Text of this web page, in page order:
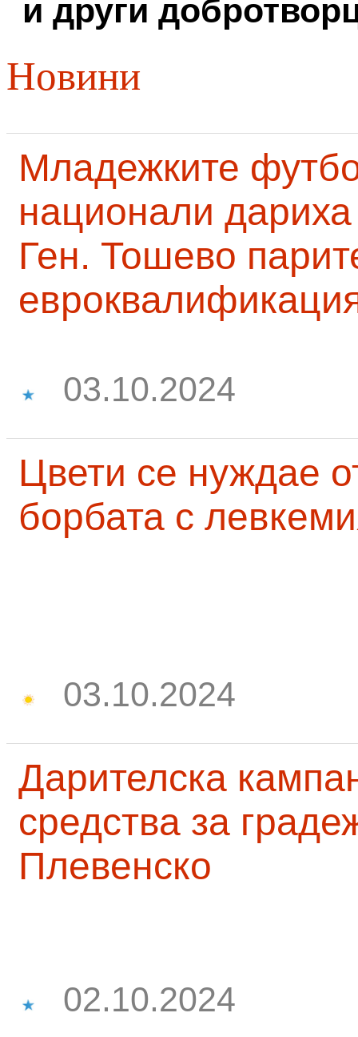
и други
Новини
Младежките
национали
Ген. Тошево
03.10.2024
Цвети се нуждае
борбата с
03.10.2024
Дарителска
средства за
Плевенско
02.10.2024